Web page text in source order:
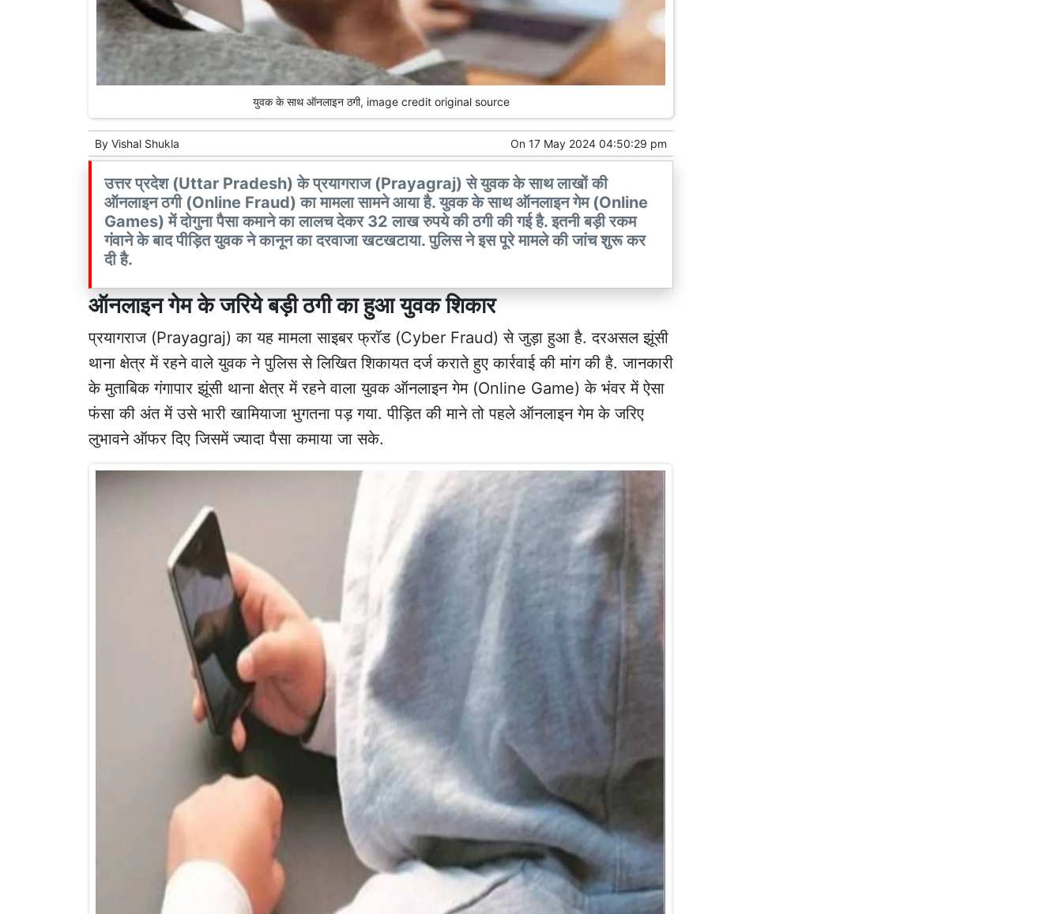
युवक के साथ ऑनलाइन ठगी, image credit original source
By Vishal Shukla On 17 May 2024 04:50:29 pm
उत्तर प्रदेश (Uttar Pradesh) के प्रयागराज (Prayagraj) से युवक के साथ लाखों की
ऑनलाइन ठगी (Online Fraud) का मामला सामने आया है. युवक के साथ ऑनलाइन गेम (Online
Games) में दोगुना पैसा कमाने का लालच देकर 32 लाख रुपये की ठगी की गई है. इतनी बड़ी रकम
गंवाने के बाद पीड़ित युवक ने कानून का दरवाजा खटखटाया. पुलिस ने इस पूरे मामले की जांच शुरू कर
दी है.
ऑनलाइन गेम के जरिये बड़ी ठगी का हुआ युवक शिकार
प्रयागराज (Prayagraj) का यह मामला साइबर फ्रॉड (Cyber Fraud) से जुड़ा हुआ है. दरअसल झूंसी
थाना क्षेत्र में रहने वाले युवक ने पुलिस से लिखित शिकायत दर्ज कराते हुए कार्रवाई की मांग की है. जानकारी
के मुताबिक गंगापार झूंसी थाना क्षेत्र में रहने वाला युवक ऑनलाइन गेम (Online Game) के भंवर में ऐसा
फंसा की अंत में उसे भारी खामियाजा भुगतना पड़ गया. पीड़ित की माने तो पहले ऑनलाइन गेम के जरिए
लुभावने ऑफर दिए जिसमें ज्यादा पैसा कमाया जा सके.